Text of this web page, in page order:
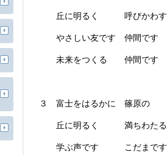
丘に明るく 呼びかわす
やさしい友です 仲間です
未来をつくる 仲間です
３ 富士をはるかに 篠原の
丘に明るく 満ちわたる
学ぶ声です こだまです